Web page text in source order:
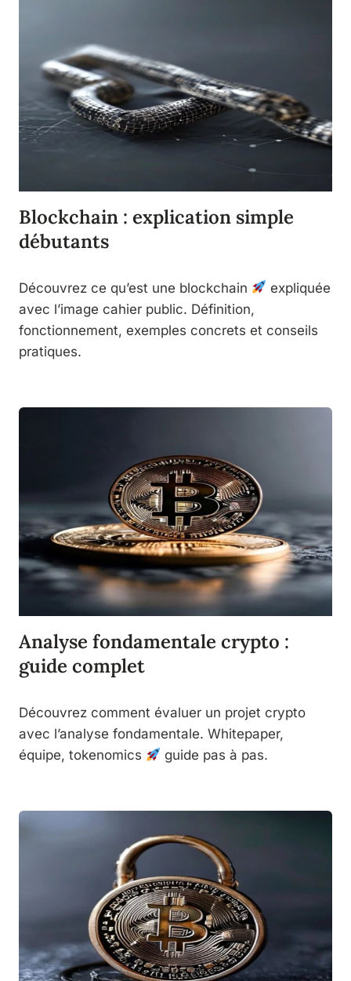
Blockchain : explication simple
débutants
Découvrez ce qu’est une blockchain
expliquée
avec l’image cahier public. Définition,
fonctionnement, exemples concrets et conseils
pratiques.
Analyse fondamentale crypto :
guide complet
Découvrez comment évaluer un projet crypto
avec l’analyse fondamentale. Whitepaper,
équipe, tokenomics
guide pas à pas.